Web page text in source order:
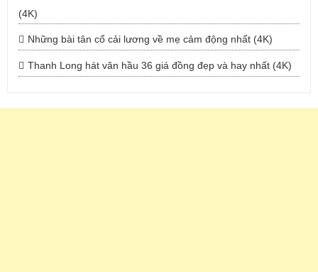
(4K)
Những bài tân cổ cải lương về mẹ cảm động nhất (4K)
Thanh Long hát văn hầu 36 giá đồng đẹp và hay nhất (4K)